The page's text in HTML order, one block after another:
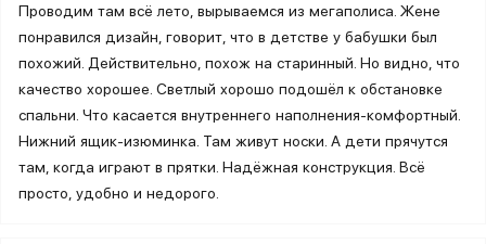
Проводим там всё лето, вырываемся из мегаполиса. Жене
понравился дизайн, говорит, что в детстве у бабушки был
похожий. Действительно, похож на старинный. Но видно, что
качество хорошее. Светлый хорошо подошёл к обстановке
спальни. Что касается внутреннего наполнения-комфортный.
Нижний ящик-изюминка. Там живут носки. А дети прячутся
там, когда играют в прятки. Надёжная конструкция. Всё
просто, удобно и недорого.